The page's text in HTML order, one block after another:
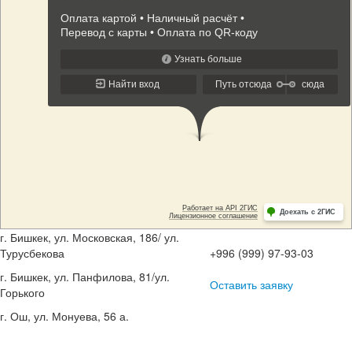
г. Бишкек, ул. Московская, 186/ ул.
Турусбекова
г. Бишкек, ул. Панфилова, 81/ул.
Горького
г. Ош, ул. Монуева, 56 а.
+996 (999) 97-93-03
Оставить заявку